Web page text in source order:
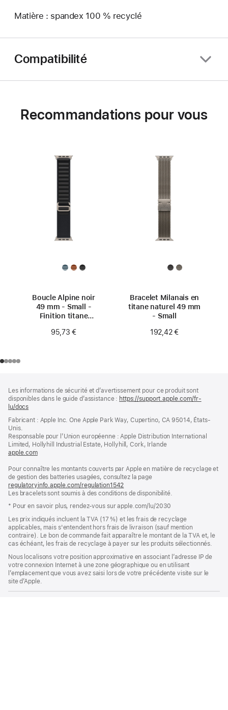
Matière : spandex 100 % recyclé
Compatibilité
Recommandations pour vous
Boucle Alpine noir
49 mm - Small -
Finition titane
95,73 €
Bracelet Milanais en
titane naturel 49 mm
- Small
192,42 €
de
page
de
bas
page
Les informations de sécurité et d’avertissement pour ce produit sont
disponibles dans le guide d’assistance : https://support.apple.com/fr-
lu/docs
une
fenêtre)
Fabricant : Apple Inc. One Apple Park Way, Cupertino, CA 95014, États-
Unis.
Responsable pour l’Union européenne : Apple Distribution International
Limited, Hollyhill Industrial Estate, Hollyhill, Cork, Irlande
apple.com(s’ouvre
une
nouvelle
fenêtre)
Pour connaître les montants couverts par Apple en matière de recyclage et
de gestion des batteries usagées, consultez la page
regulatoryinfo.apple.com/regulation1542
dans
une
nouvelle
fenêtre)
Les bracelets sont soumis à des conditions de disponibilité.
* Pour en savoir plus, rendez‑vous sur apple.com/lu/2030
Les prix indiqués incluent la TVA (17 %) et les frais de recyclage
applicables, mais s'entendent hors frais de livraison (sauf mention
contraire). Le bon de commande fait apparaître le montant de la TVA et, le
cas échéant, les frais de recyclage à payer sur les produits sélectionnés.
Nous localisons votre position approximative en associant l’adresse IP de
votre connexion Internet à une zone géographique ou en utilisant
l’emplacement que vous avez saisi lors de votre précédente visite sur le
site d’Apple.